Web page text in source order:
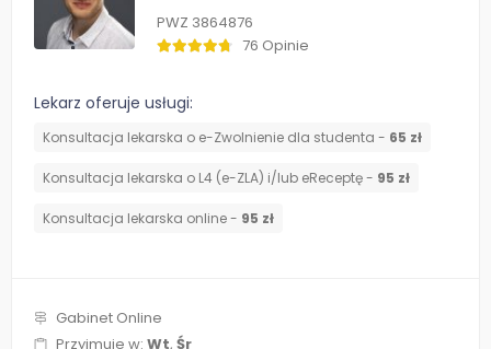
PWZ 3864876
76 Opinie
Lekarz oferuje usługi:
Konsultacja lekarska o e-Zwolnienie dla studenta - 65 zł
Konsultacja lekarska o L4 (e-ZLA) i/lub eReceptę - 95 zł
Konsultacja lekarska online - 95 zł
Gabinet Online
Przyjmuje w: Wt, Śr